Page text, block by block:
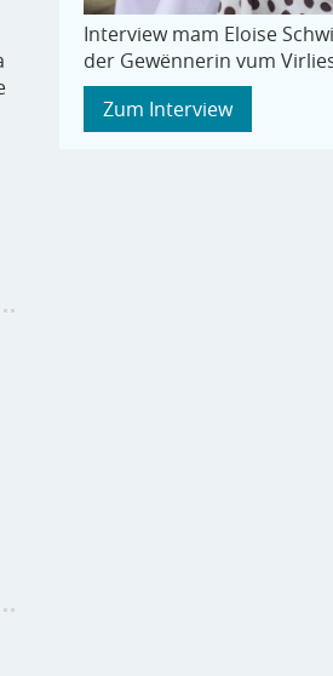
Interview mam Eloise
der Gewënnerin vum
Zum Interview